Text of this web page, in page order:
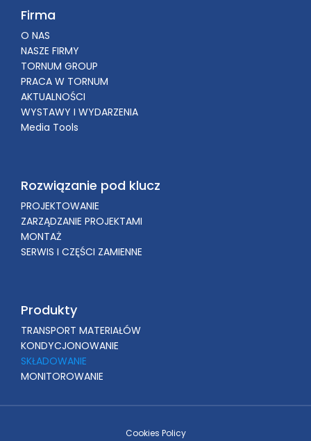
Firma
O NAS
NASZE FIRMY
TORNUM GROUP
PRACA W TORNUM
AKTUALNOŚCI
WYSTAWY I WYDARZENIA
Media Tools
Rozwiązanie pod klucz
PROJEKTOWANIE
ZARZĄDZANIE PROJEKTAMI
MONTAŻ
SERWIS I CZĘŚCI ZAMIENNE
Produkty
TRANSPORT MATERIAŁÓW
KONDYCJONOWANIE
SKŁADOWANIE
MONITOROWANIE
Cookies Policy